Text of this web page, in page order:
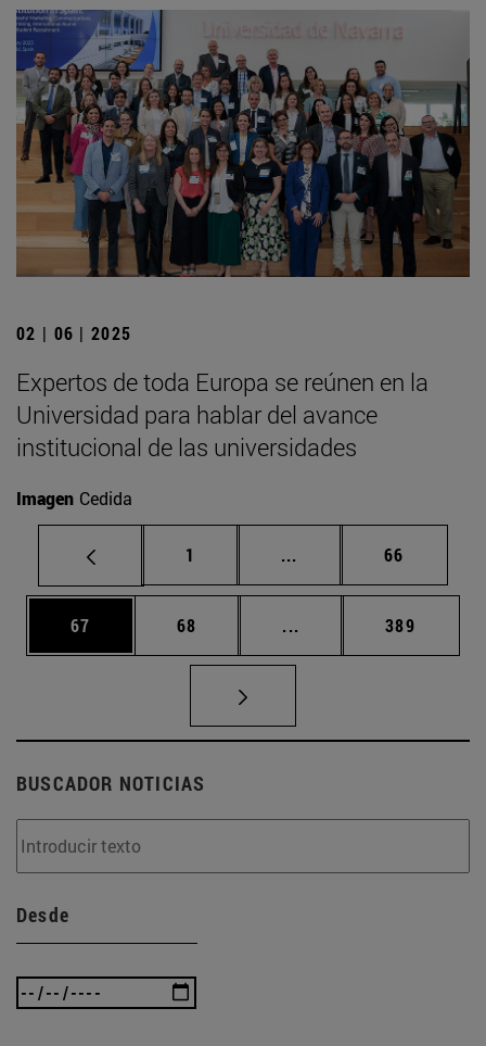
02 | 06 | 2025
Expertos de toda Europa se reúnen en la
Universidad para hablar del avance
institucional de las universidades
Imagen Cedida
Página
1 ... Páginas intermedias
Página
66
Página
67 Página
68 ... Páginas intermedias
Página
389
BUSCADOR NOTICIAS
Desde